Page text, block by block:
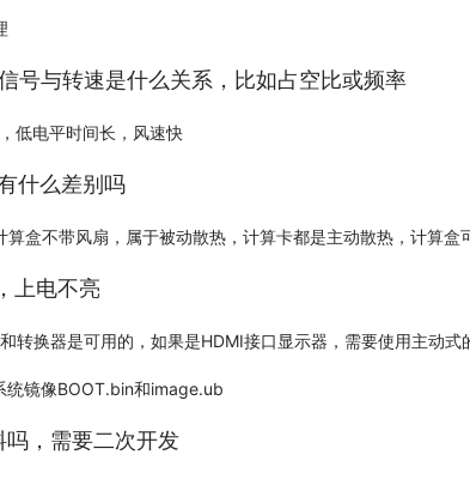
号与转速是什么关系，比如占空比或频率
低电平时间长，风速快
什么差别吗
盒不带风扇，属于被动散热，计算卡都是主动散热，计算盒
上电不亮
转换器是可用的，如果是HDMI接口显示器，需要使用主动式
统镜像BOOT.bin和image.ub
吗，需要二次开发